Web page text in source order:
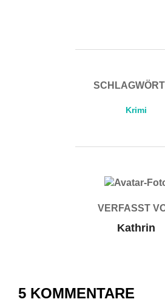
Krimi
VERFASST
Kathrin
5 KOMMENTARE